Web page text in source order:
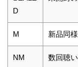
D
M 新品同
NM 数回聴